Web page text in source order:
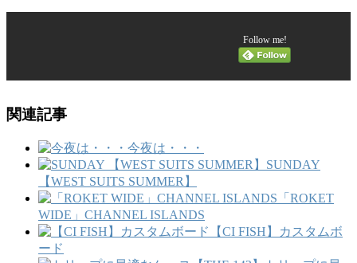
Follow me!
関連記事
今夜は・・・
SUNDAY
【WEST SUITS SUMMER】
「ROKET
WIDE」CHANNEL ISLANDS
【CI FISH】カスタムボ
ード